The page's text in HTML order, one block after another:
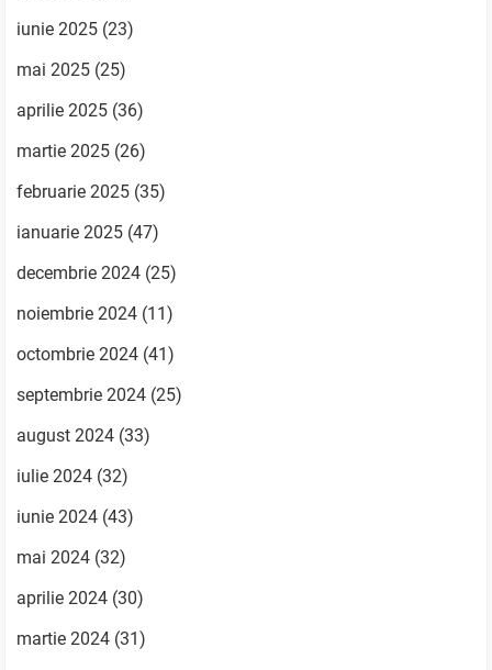
iunie 2025 (23)
mai 2025 (25)
aprilie 2025 (36)
martie 2025 (26)
februarie 2025 (35)
ianuarie 2025 (47)
decembrie 2024 (25)
noiembrie 2024 (11)
octombrie 2024 (41)
septembrie 2024 (25)
august 2024 (33)
iulie 2024 (32)
iunie 2024 (43)
mai 2024 (32)
aprilie 2024 (30)
martie 2024 (31)